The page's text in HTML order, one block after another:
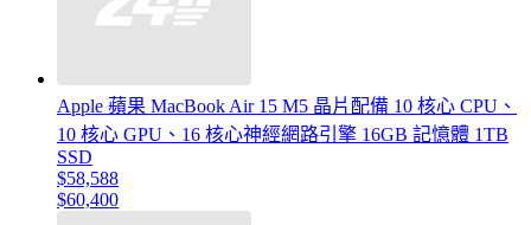
Apple 蘋果 MacBook Air 15 M5 晶片配備 10 核心 CPU、
10 核心 GPU、16 核心神經網路引擎 16GB 記憶體 1TB
SSD
$58,588
$60,400